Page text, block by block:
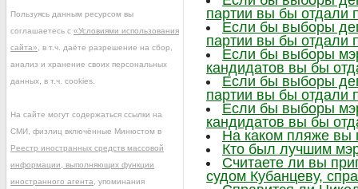
партии вы бы отдали
Если бы выборы
партии вы бы отдали
Если бы выборы
кандидатов вы бы
Если бы выборы
партии вы бы отдали
Если бы выборы
кандидатов вы бы
На каком пляже вы
Кто был лучшим
Считаете ли вы
судом Кубанцеву,
Пользуясь данным ресурсом вы
соглашаетесь с «Условиями использования
сайта» , в т.ч. даёте разрешение на сбор,
анализ и хранение своих персональных
данных, в т.ч. cookies.
На сайте могут содержаться ссылки на
СМИ, физлиц включённые Минюстом в
Реестр иностранных средств массовой
информации, выполняющих функции
иностранного агента , упоминания